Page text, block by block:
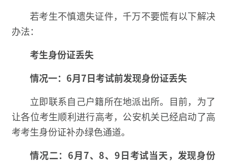
若考生不慎遗失证件，千万不要慌有以下解决
办法：
考生身份证丢失
情况一：6月7日考试前发现身份证丢失
立即联系自己户籍所在地派出所。目前，为了
让各位考生顺利进行高考，公安机关已经启动了高
考考生身份证补办绿色通道。
情况二：6月7、8、9日考试当天，发现身份